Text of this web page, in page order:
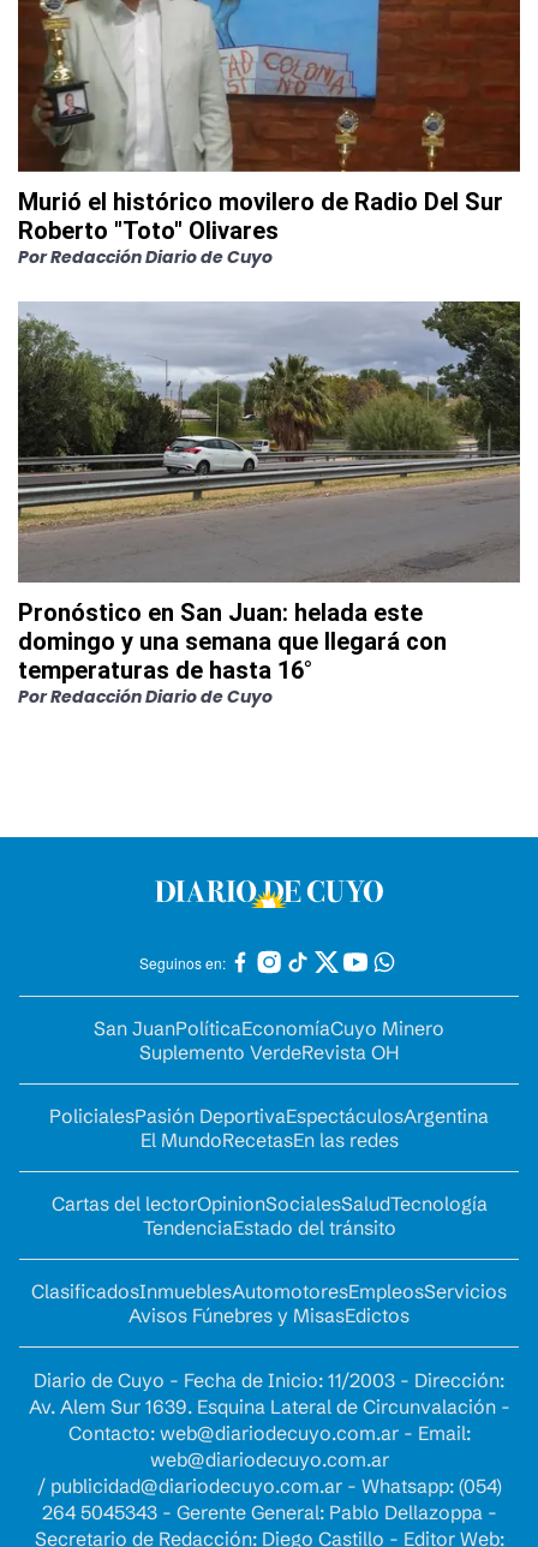
Murió el histórico movilero de Radio Del Sur
Roberto "Toto" Olivares
PorRedacción Diario de Cuyo
Pronóstico en San Juan: helada este
domingo y una semana que llegará con
temperaturas de hasta 16°
PorRedacción Diario de Cuyo
Seguinos en:
San JuanPolíticaEconomíaCuyo Minero
Suplemento VerdeRevista OH
PolicialesPasión DeportivaEspectáculosArgentina
El MundoRecetasEn las redes
Cartas del lectorOpinionSocialesSaludTecnología
TendenciaEstado del tránsito
ClasificadosInmueblesAutomotoresEmpleosServicios
Avisos Fúnebres y MisasEdictos
Diario de Cuyo - Fecha de Inicio: 11/2003 - Dirección:
Av. Alem Sur 1639. Esquina Lateral de Circunvalación -
Contacto: web@diariodecuyo.com.ar- Email:
web@diariodecuyo.com.ar
/ publicidad@diariodecuyo.com.ar- Whatsapp: (054)
264 5045343 - Gerente General: Pablo Dellazoppa -
Secretario de Redacción: Diego Castillo - Editor Web: